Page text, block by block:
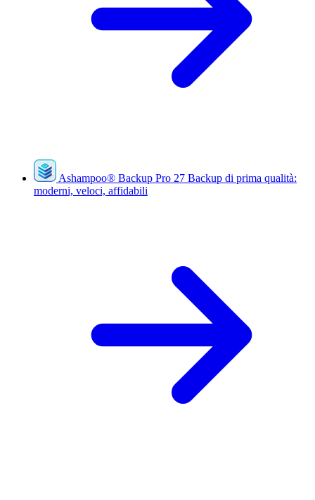
Ashampoo® Backup Pro 27 Backup di prima qualità:
moderni, veloci, affidabili